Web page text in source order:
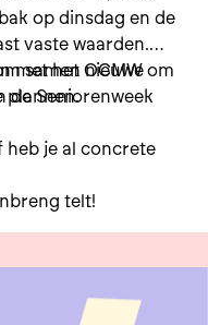
op dinsdag en de
vaste waarden.
samen nieuwe
plannen.
met het OCMW om
de Seniorenweek
heb je al concrete
telt!